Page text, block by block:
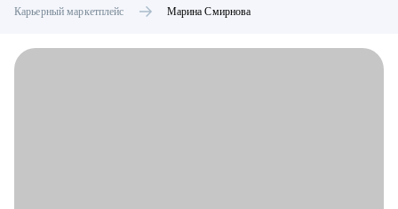
Карьерный маркетплейс Марина Смирнова